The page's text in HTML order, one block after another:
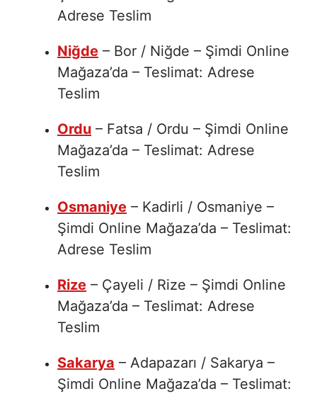
Adrese Teslim
Niğde – Bor / Niğde – Şimdi Online
Mağaza’da – Teslimat: Adrese
Teslim
Ordu – Fatsa / Ordu – Şimdi Online
Mağaza’da – Teslimat: Adrese
Teslim
Osmaniye – Kadirli / Osmaniye –
Şimdi Online Mağaza’da – Teslimat:
Adrese Teslim
Rize – Çayeli / Rize – Şimdi Online
Mağaza’da – Teslimat: Adrese
Teslim
Sakarya – Adapazarı / Sakarya –
Şimdi Online Mağaza’da – Teslimat: